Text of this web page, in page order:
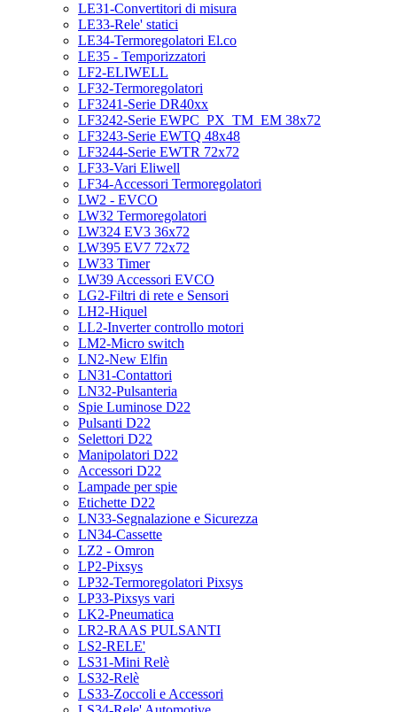
LE31-Convertitori di misura
LE33-Rele' statici
LE34-Termoregolatori El.co
LE35 - Temporizzatori
LF2-ELIWELL
LF32-Termoregolatori
LF3241-Serie DR40xx
LF3242-Serie EWPC_PX_TM_EM 38x72
LF3243-Serie EWTQ 48x48
LF3244-Serie EWTR 72x72
LF33-Vari Eliwell
LF34-Accessori Termoregolatori
LW2 - EVCO
LW32 Termoregolatori
LW324 EV3 36x72
LW395 EV7 72x72
LW33 Timer
LW39 Accessori EVCO
LG2-Filtri di rete e Sensori
LH2-Hiquel
LL2-Inverter controllo motori
LM2-Micro switch
LN2-New Elfin
LN31-Contattori
LN32-Pulsanteria
Spie Luminose D22
Pulsanti D22
Selettori D22
Manipolatori D22
Accessori D22
Lampade per spie
Etichette D22
LN33-Segnalazione e Sicurezza
LN34-Cassette
LZ2 - Omron
LP2-Pixsys
LP32-Termoregolatori Pixsys
LP33-Pixsys vari
LK2-Pneumatica
LR2-RAAS PULSANTI
LS2-RELE'
LS31-Mini Relè
LS32-Relè
LS33-Zoccoli e Accessori